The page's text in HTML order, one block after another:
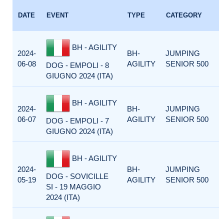
DATE EVENT TYPE CATEGORY
2024-
06-08
BH - AGILITY
DOG - EMPOLI - 8
GIUGNO 2024 (ITA)
BH-
AGILITY
JUMPING
SENIOR 500
2024-
06-07
BH - AGILITY
DOG - EMPOLI - 7
GIUGNO 2024 (ITA)
BH-
AGILITY
JUMPING
SENIOR 500
2024-
05-19
BH - AGILITY
DOG - SOVICILLE
SI - 19 MAGGIO
2024 (ITA)
BH-
AGILITY
JUMPING
SENIOR 500